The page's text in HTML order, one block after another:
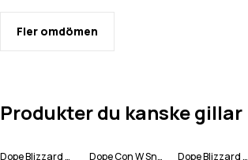
Fler omdömen
Produkter du kanske gillar
Dope Blizzard W 2024 Snowboardbyxa Kvinna
Dope Con W Snowboardbyxa Kvinna
Dope Blizzard W 2024 Snowboardbyxa Kvinna